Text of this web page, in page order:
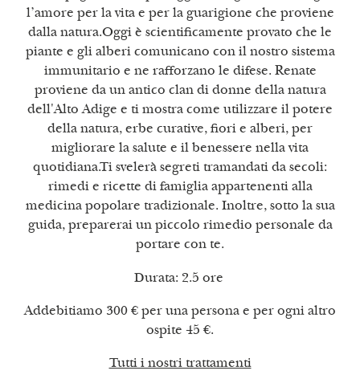
l’amore per la vita e per la guarigione che proviene
dalla natura.Oggi è scientificamente provato che le
piante e gli alberi comunicano con il nostro sistema
immunitario e ne rafforzano le difese. Renate
proviene da un antico clan di donne della natura
dell'Alto Adige e ti mostra come utilizzare il potere
della natura, erbe curative, fiori e alberi, per
migliorare la salute e il benessere nella vita
quotidiana.Ti svelerà segreti tramandati da secoli:
rimedi e ricette di famiglia appartenenti alla
medicina popolare tradizionale. Inoltre, sotto la sua
guida, preparerai un piccolo rimedio personale da
portare con te.
Durata: 2.5 ore
Addebitiamo 300 € per una persona e per ogni altro
ospite 45 €.
Tutti i nostri trattamenti